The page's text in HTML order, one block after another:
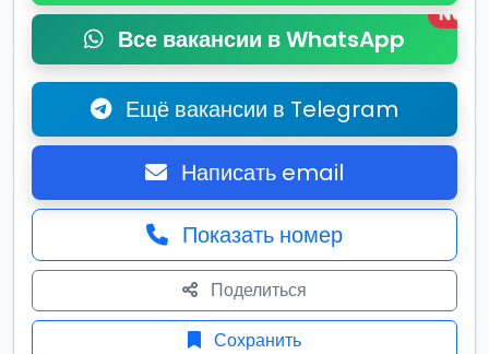
Все вакансии в WhatsApp
New
Ещё вакансии в Telegram
Написать email
Показать номер
Поделиться
Сохранить